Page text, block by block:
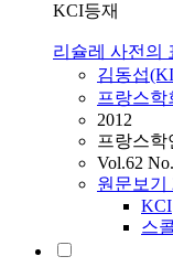
KCI등재
리슐레 사전의
김동섭
프랑스학
2012
프랑스학
Vol.62
원문보기
KCI
스